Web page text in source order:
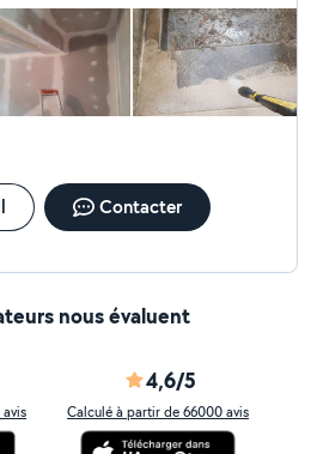
haie , , évacuation déchets,
perçage, modification,
roulant avec
CESU de
toutes
Contacter
nous évaluent
4,6/5
Calculé à partir de 66000 avis